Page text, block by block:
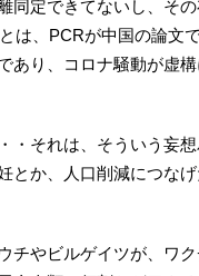
定できてないし、その
は、PCRが中国の論文
あり、コロナ騒動が虚
・それは、そういう妄
とか、人口削減につな
チやビルゲイツが、ワ